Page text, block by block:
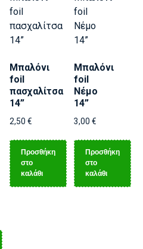
Μπαλόνι
foil
πασχαλίτσα
14”
2,50 €
Προσθήκη
στο
καλάθι
Μπαλόνι
foil
Νέμο
14”
3,00 €
Προσθήκη
στο
καλάθι